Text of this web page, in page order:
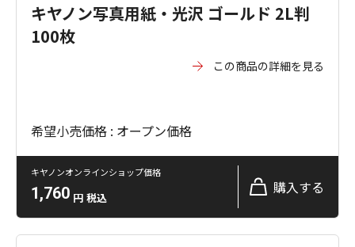
キヤノン写真用紙・光沢 ゴールド 2L判
100枚
この商品の詳細を見る
希望小売価格 : オープン価格
キヤノンオンラインショップ価格
1,760 円 税込
購入する